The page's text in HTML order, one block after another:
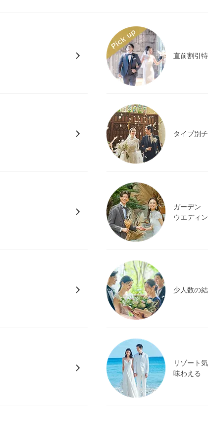
直前割引
タイプ別
ガーデン
ウエディ
少人数の
リゾート
味わえる